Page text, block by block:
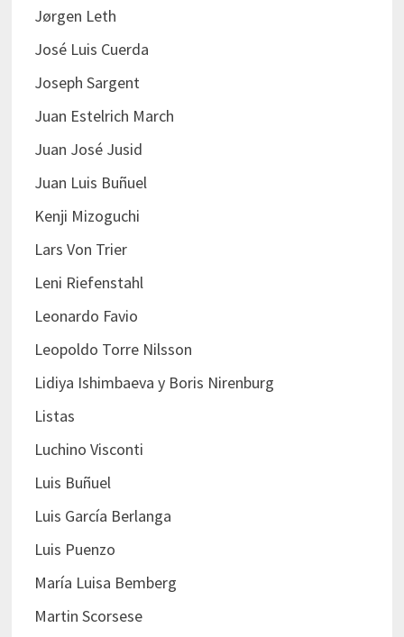
Jørgen Leth
José Luis Cuerda
Joseph Sargent
Juan Estelrich March
Juan José Jusid
Juan Luis Buñuel
Kenji Mizoguchi
Lars Von Trier
Leni Riefenstahl
Leonardo Favio
Leopoldo Torre Nilsson
Lidiya Ishimbaeva y Boris Nirenburg
Listas
Luchino Visconti
Luis Buñuel
Luis García Berlanga
Luis Puenzo
María Luisa Bemberg
Martin Scorsese